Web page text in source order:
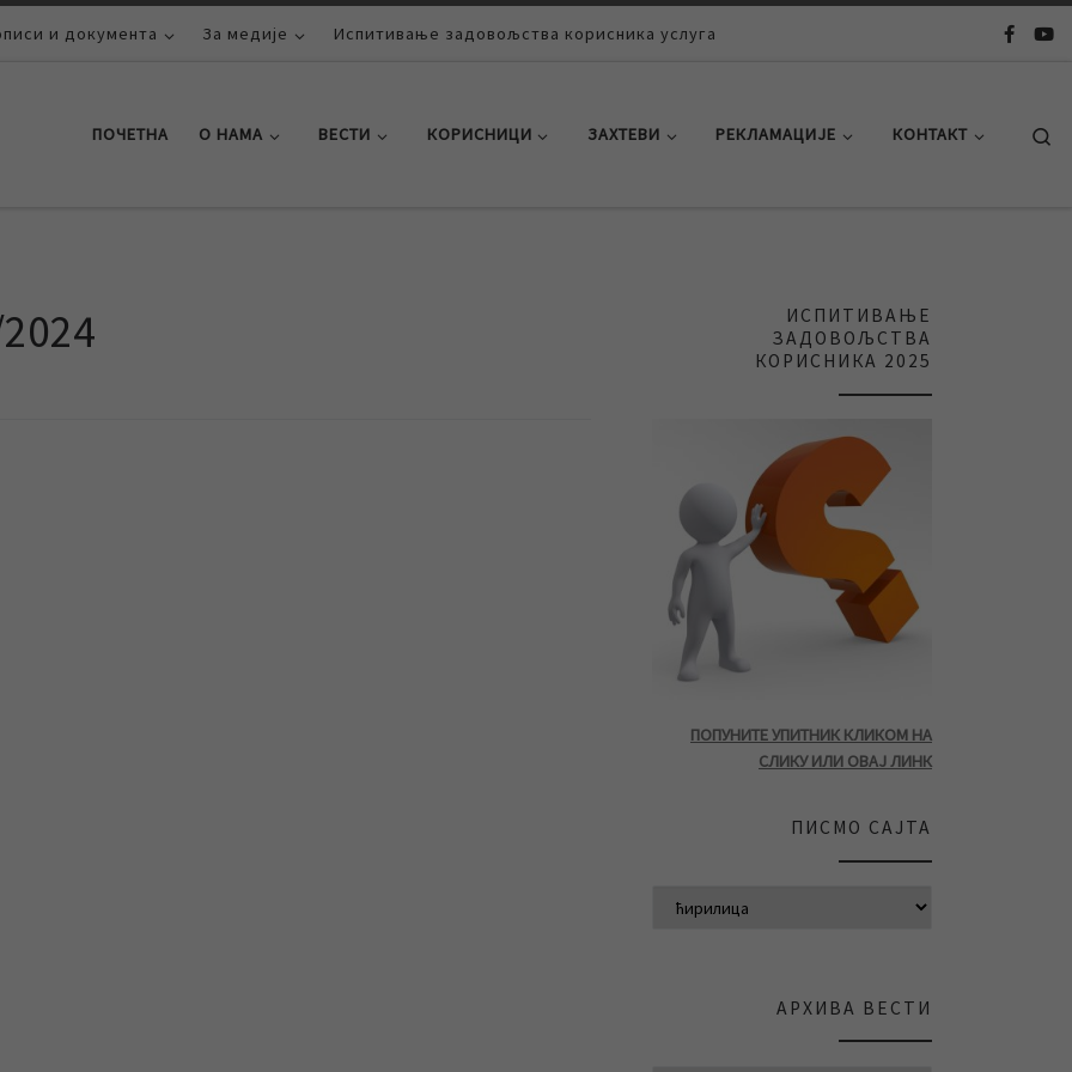
и документа За медије Испитивање задовољства корисника услуга
ПОЧЕТНА О НАМА ВЕСТИ КОРИСНИЦИ ЗАХТЕВИ РЕКЛАМАЦИЈЕ КОНТАКТ
ИСПИТИВАЊЕ
ЗАДОВОЉСТВА
КОРИСНИКА 2025
ПОПУНИТЕ УПИТНИК КЛИКОМ НА
СЛИКУ ИЛИ ОВАЈ ЛИНК
ПИСМО САЈТА
АРХИВА ВЕСТИ